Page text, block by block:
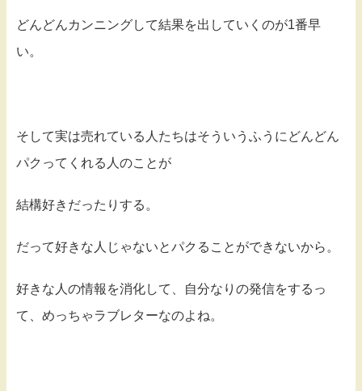
どんどんカンニングして結果を出していくのが1番早
い。
そして実は売れている人たちはそういうふうにどんどん
パクってくれる人のことが
結構好きだったりする。
だって好きな人じゃないとパクることができないから。
好きな人の情報を消化して、自分なりの発信をするっ
て、めっちゃラブレターなのよね。